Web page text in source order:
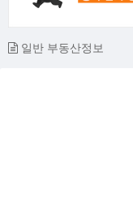
일반 부동산정보